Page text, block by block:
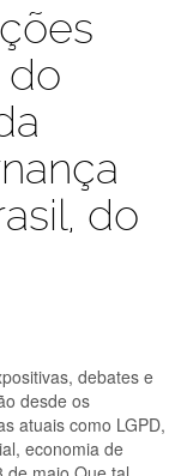
do
do
debates e
desde os
atuais como LGPD,
economia de